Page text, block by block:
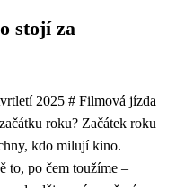
stojí za
2025 # Filmová jízda
roku? Začátek roku
kdo milují kino.
to, po čem toužíme –